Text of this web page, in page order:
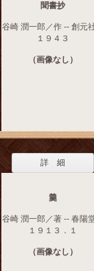
聞書抄
谷崎 潤一郎／作 -- 創元
１９４３
（画像なし）
詳 細
羹
谷崎 潤一郎／著 -- 春陽
１９１３．１
（画像なし）